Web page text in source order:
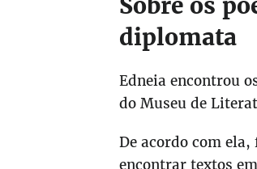
diplomata
Edneia encontrou
do Museu de
De acordo com
encontrar textos